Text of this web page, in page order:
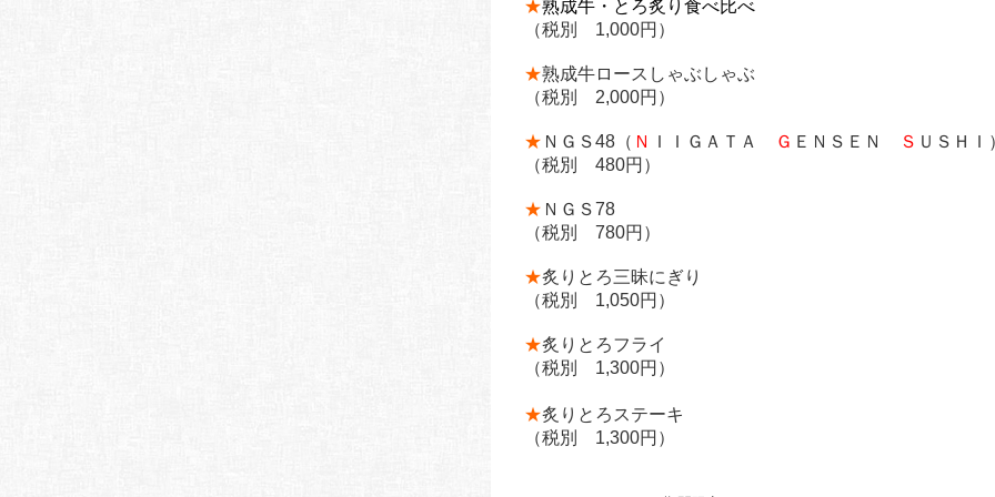
★熟成牛・とろ炙り食べ比べ
（税別 1,000円）
★熟成牛ロースしゃぶしゃぶ
（税別 2,000円）
★ ＮＧＳ48（ Ｎ ＩＩＧＡＴＡ Ｇ ＥＮＳＥＮ Ｓ ＵＳＨＩ
（税別 480円）
★ ＮＧＳ78
（税別 780円）
★炙りとろ三昧にぎり
（税別 1,050円）
★炙りとろフライ
（税別 1,300円）
★炙りとろステーキ
（税別 1,300円）